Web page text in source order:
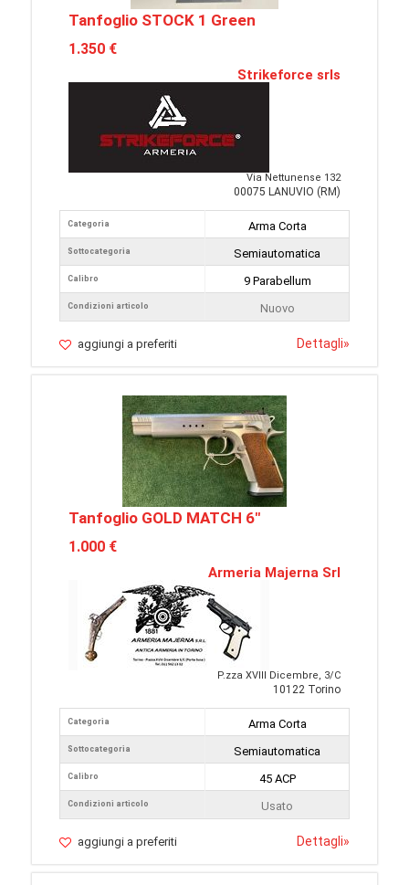
Tanfoglio STOCK 1 Green
1.350 €
Strikeforce srls
Via Nettunense 132
00075 LANUVIO (RM)
Categoria
Sottocategoria
Calibro
Condizioni articolo
Arma Corta
Semiautomatica
9 Parabellum
Nuovo
aggiungi a preferiti Dettagli»
Tanfoglio GOLD MATCH 6"
1.000 €
Armeria Majerna Srl
P.zza XVIII Dicembre, 3/C
10122 Torino
Categoria
Sottocategoria
Calibro
Condizioni articolo
Arma Corta
Semiautomatica
45 ACP
Usato
aggiungi a preferiti Dettagli»